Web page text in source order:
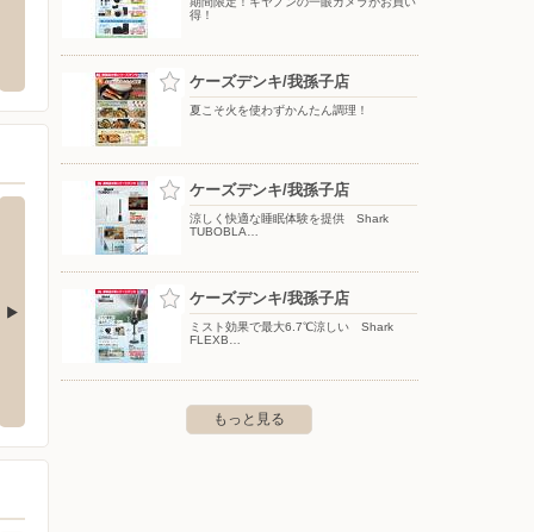
崎台
柴崎台4-7-23
DCM/流山セントラルパーク店
〒270-0153 千葉県流山市中53-1
272-8
得！
ケーズデンキ/我孫子店
夏こそ火を使わずかんたん調理！
ケーズデンキ/我孫子店
涼しく快適な睡眠体験を提供 Shark
TUBOBLA…
ケーズデンキ/我孫子店
ミスト効果で最大6.7℃涼しい Shark
FLEXB…
もっと見る